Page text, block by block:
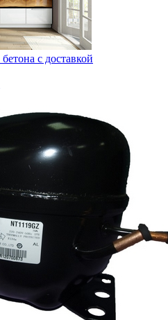
с доставкой